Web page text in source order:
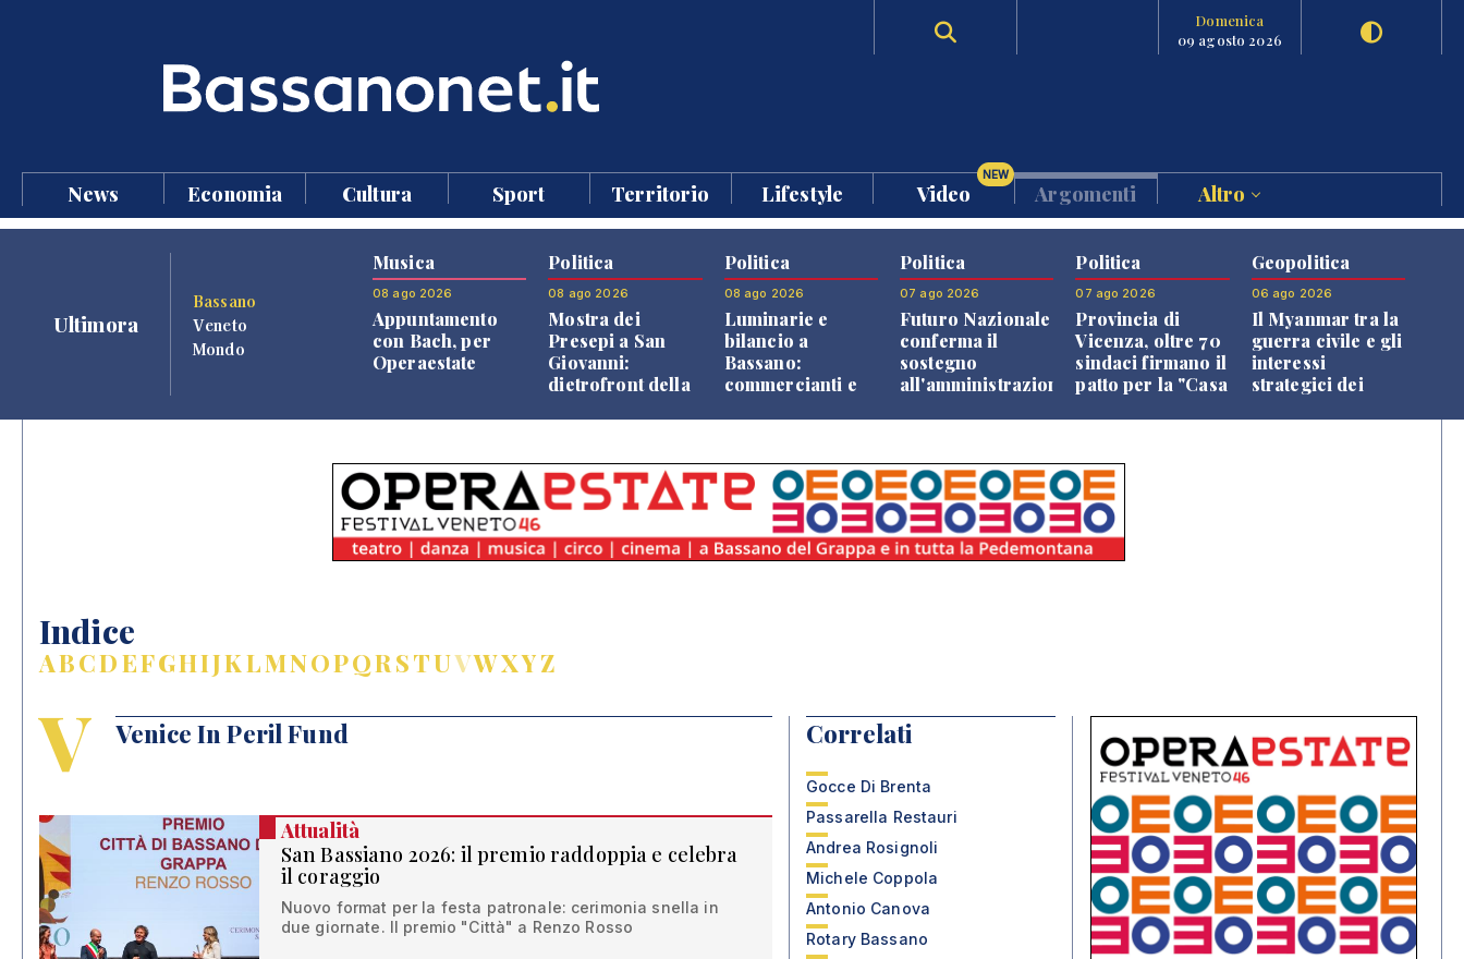
Domenica
09 agosto 2026
News Economia Cultura Sport Territorio Lifestyle Video
NEW
Argomenti Altro
Ultimora
Bassano
Veneto
Mondo
Musica
08 ago 2026
Appuntamento
con Bach, per
Operaestate
Politica
08 ago 2026
Mostra dei
Presepi a San
Giovanni:
dietrofront della
Politica
08 ago 2026
Luminarie e
bilancio a
Bassano:
commercianti e
Politica
07 ago 2026
Futuro Nazionale
conferma il
sostegno
all'amministrazione
Politica
07 ago 2026
Provincia di
Vicenza, oltre 70
sindaci firmano il
patto per la "Casa
Geopolitica
06 ago 2026
Il Myanmar tra la
guerra civile e gli
interessi
strategici dei
Indice
ABCDEFGHIJKLMNOPQRSTUVWXYZ
V Venice In Peril Fund
Attualità
San Bassiano 2026: il premio raddoppia e celebra
il coraggio
Nuovo format per la festa patronale: cerimonia snella in
due giornate. Il premio "Città" a Renzo Rosso
Correlati
Gocce Di Brenta
Passarella Restauri
Andrea Rosignoli
Michele Coppola
Antonio Canova
Rotary Bassano